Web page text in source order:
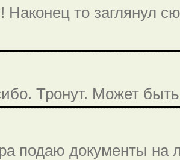
Наконец то заглянул
Тронут. Может
подаю документы на